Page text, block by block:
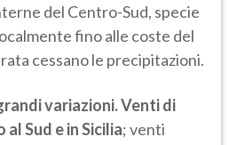
del Centro-Sud, specie
fino alle coste del
cessano le precipitazioni.
variazioni. Venti di
Sud e in Sicilia; venti